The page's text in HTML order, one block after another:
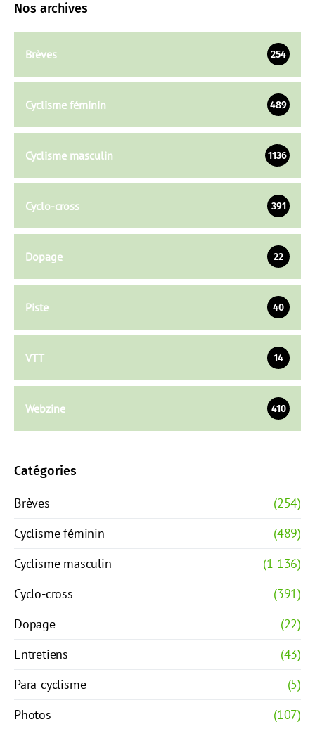
Nos archives
Brèves 254
Cyclisme féminin 489
Cyclisme masculin 1136
Cyclo-cross 391
Dopage 22
Piste 40
VTT 14
Webzine 410
Catégories
Brèves
(254)
Cyclisme féminin
(489)
Cyclisme masculin
(1 136)
Cyclo-cross
(391)
Dopage
(22)
Entretiens
(43)
Para-cyclisme
(5)
Photos
(107)